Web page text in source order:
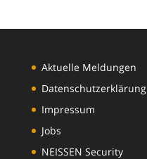
Aktuelle Meldungen
Datenschutzerklärung
Impressum
Jobs
NEISSEN Security